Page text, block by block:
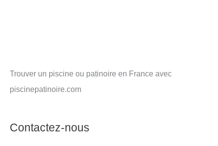
Trouver un piscine ou patinoire en France avec
piscinepatinoire.com
Contactez-nous